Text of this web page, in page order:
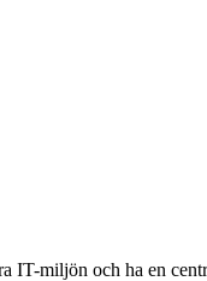
IT-miljön och ha en